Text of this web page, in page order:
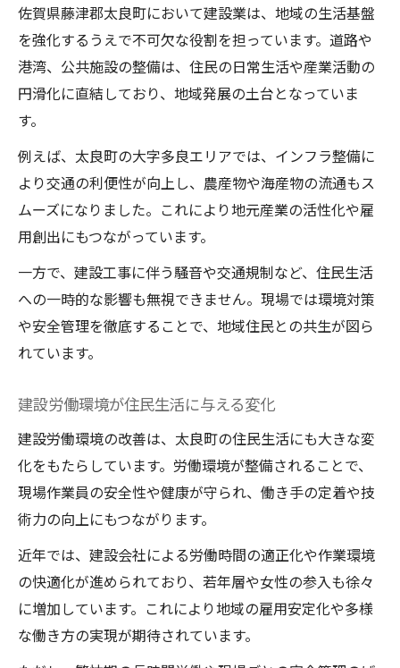
佐賀県藤津郡太良町において建設業は、地域の生活基盤
を強化するうえで不可欠な役割を担っています。道路や
港湾、公共施設の整備は、住民の日常生活や産業活動の
円滑化に直結しており、地域発展の土台となっていま
す。
例えば、太良町の大字多良エリアでは、インフラ整備に
より交通の利便性が向上し、農産物や海産物の流通もス
ムーズになりました。これにより地元産業の活性化や雇
用創出にもつながっています。
一方で、建設工事に伴う騒音や交通規制など、住民生活
への一時的な影響も無視できません。現場では環境対策
や安全管理を徹底することで、地域住民との共生が図ら
れています。
建設労働環境が住民生活に与える変化
建設労働環境の改善は、太良町の住民生活にも大きな変
化をもたらしています。労働環境が整備されることで、
現場作業員の安全性や健康が守られ、働き手の定着や技
術力の向上にもつながります。
近年では、建設会社による労働時間の適正化や作業環境
の快適化が進められており、若年層や女性の参入も徐々
に増加しています。これにより地域の雇用安定化や多様
な働き方の実現が期待されています。